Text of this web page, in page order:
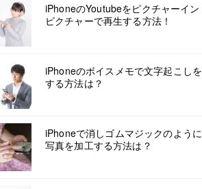
iPhoneのYoutubeをピクチャーイン
ピクチャーで再生する方法！
iPhoneのボイスメモで文字起こしを
する方法は？
iPhoneで消しゴムマジックのように
写真を加工する方法は？